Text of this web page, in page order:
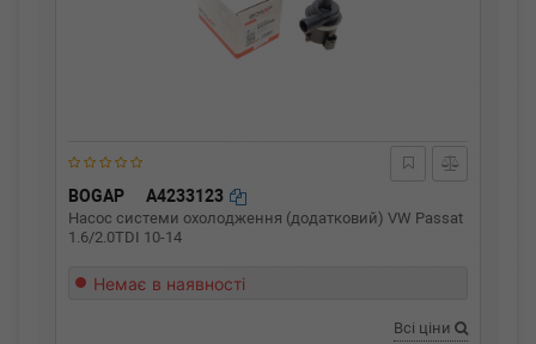
BOGAP A4233123
Насос системи охолодження (додатковий) VW Passat
1.6/2.0TDI 10-14
Немає в наявності
Всі ціни